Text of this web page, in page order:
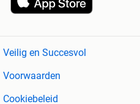
Veilig en Succesvol
Voorwaarden
Cookiebeleid